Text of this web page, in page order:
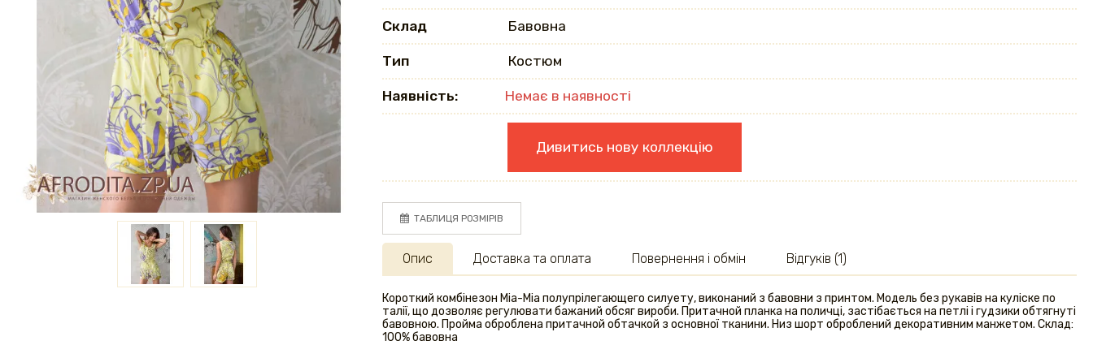
Склад Бавовна
Тип Костюм
Наявність: Немає в наявності
Дивитись нову коллекцію
ТАБЛИЦЯ РОЗМІРІВ
Опис
Короткий комбінезон Mia-Mia полупрілегающего силуету, виконаний з бавовни з принтом. Модель без рукавів на куліске по
талії, що дозволяє регулювати бажаний обсяг вироби. Притачной планка на поличці, застібається на петлі і гудзики обтягнуті
бавовною. Пройма оброблена притачной обтачкой з основної тканини. Низ шорт оброблений декоративним манжетом. Склад:
100% бавовна
Доставка та оплата Повернення і обмін Відгуків (1)